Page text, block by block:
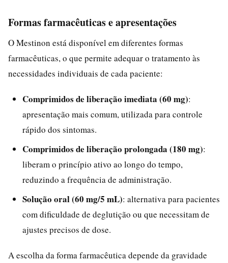
Formas farmacêuticas e apresentações
O Mestinon está disponível em diferentes formas
farmacêuticas, o que permite adequar o tratamento às
necessidades individuais de cada paciente:
Comprimidos de liberação imediata (60 mg):
apresentação mais comum, utilizada para controle
rápido dos sintomas.
Comprimidos de liberação prolongada (180 mg):
liberam o princípio ativo ao longo do tempo,
reduzindo a frequência de administração.
Solução oral (60 mg/5 mL): alternativa para pacientes
com dificuldade de deglutição ou que necessitam de
ajustes precisos de dose.
A escolha da forma farmacêutica depende da gravidade